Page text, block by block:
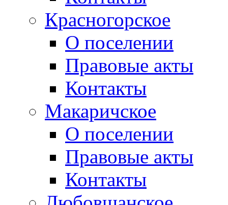
Красногорское
О поселении
Правовые акты
Контакты
Макаричское
О поселении
Правовые акты
Контакты